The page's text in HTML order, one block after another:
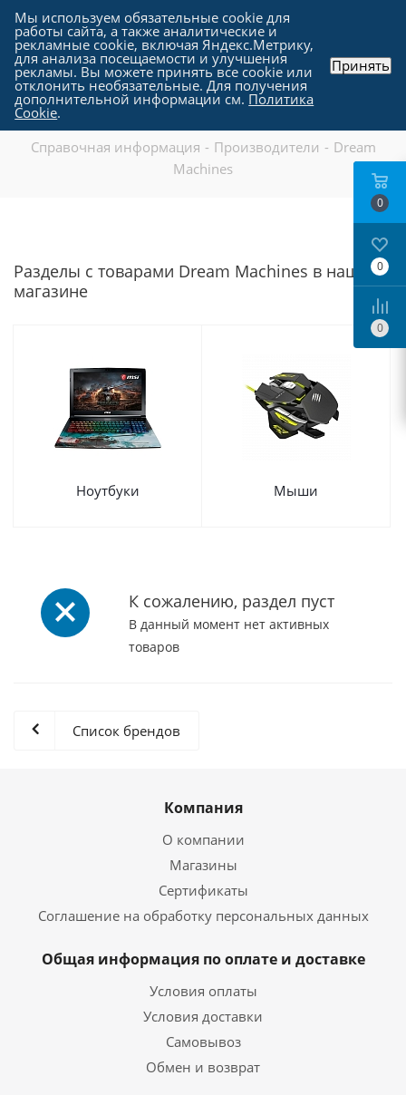
Dream Machines
Справочная информация - Производители - Dream
Machines
Разделы с товарами Dream Machines в нашем
магазине
Ноутбуки Мыши
К сожалению, раздел пуст
В данный момент нет активных
товаров
Список брендов
Компания
О компании
Магазины
Сертификаты
Соглашение на обработку персональных данных
Общая информация по оплате и доставке
Условия оплаты
Условия доставки
Самовывоз
Обмен и возврат
0
0
0
Мы используем обязательные cookie для
работы сайта, а также аналитические и
рекламные cookie, включая Яндекс.Метрику,
для анализа посещаемости и улучшения
рекламы. Вы можете принять все cookie или
отклонить необязательные. Для получения
дополнительной информации см. Политика
Cookie.
Принять